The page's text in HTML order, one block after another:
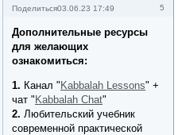
Поделиться 5
03.06.23 17:49
Дополнительные ресурсы
для желающих
ознакомиться:
1. Канал " Kabbalah Lessons" +
чат " Kabbalah Chat"
2. Любительский учебник
современной практической